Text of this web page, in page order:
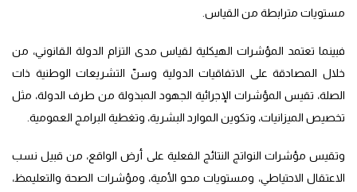
مستويات مترابطة من القياس.
فبينما تعتمد المؤشرات الهيكلية لقياس مدى التزام الدولة القانوني، من
خلال المصادقة على الاتفاقيات الدولية وسنّ التشريعات الوطنية ذات
الصلة، تقيس المؤشرات الإجرائية الجهود المبذولة من طرف الدولة، مثل
تخصيص الميزانيات، وتكوين الموارد البشرية، وتغطية البرامج العمومية.
وتقيس مؤشرات النواتج النتائج الفعلية على أرض الواقع، من قبيل نسب
الاعتقال الاحتياطي، ومستويات محو الأمية، ومؤشرات الصحة والتعليمظ،